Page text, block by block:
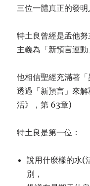
三位一體真正的發明
特土良曾經是孟他
主義為「新預言運動
他相信聖經充滿著
透過「新預言」來
活》，第 63章)
特土良是第一位：
說用什麼樣的水(
別，